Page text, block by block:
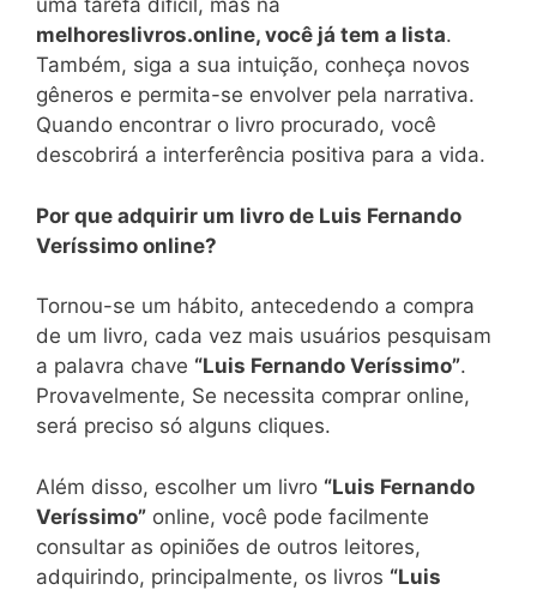
uma tarefa difícil, mas na
melhoreslivros.online, você já tem a lista.
Também, siga a sua intuição, conheça novos
gêneros e permita-se envolver pela narrativa.
Quando encontrar o livro procurado, você
descobrirá a interferência positiva para a vida.
Por que adquirir um livro de Luis Fernando
Veríssimo online?
Tornou-se um hábito, antecedendo a compra
de um livro, cada vez mais usuários pesquisam
a palavra chave “Luis Fernando Veríssimo”.
Provavelmente, Se necessita comprar online,
será preciso só alguns cliques.
Além disso, escolher um livro “Luis Fernando
Veríssimo” online, você pode facilmente
consultar as opiniões de outros leitores,
adquirindo, principalmente, os livros “Luis